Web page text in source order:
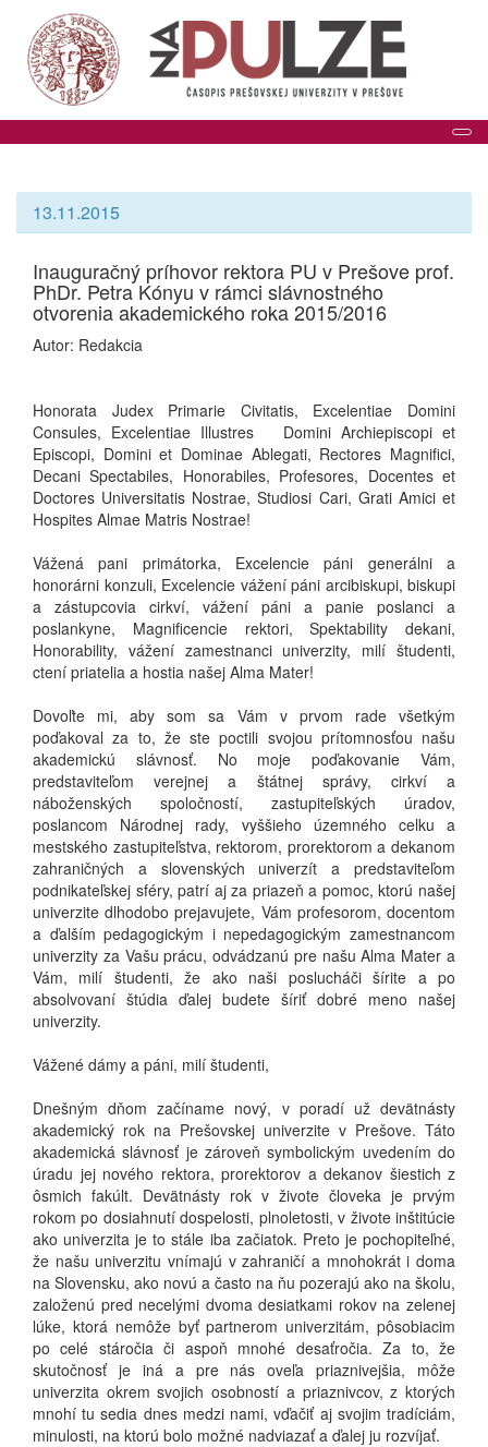
13.11.2015
Inauguračný príhovor rektora PU v Prešove prof.
PhDr. Petra Kónyu v rámci slávnostného
otvorenia akademického roka 2015/2016
Autor: Redakcia
Honorata Judex Primarie Civitatis, Excelentiae Domini
Consules, Excelentiae Illustres Domini Archiepiscopi et
Episcopi, Domini et Dominae Ablegati, Rectores Magnifici,
Decani Spectabiles, Honorabiles, Profesores, Docentes et
Doctores Universitatis Nostrae, Studiosi Cari, Grati Amici et
Hospites Almae Matris Nostrae!
Vážená pani primátorka, Excelencie páni generálni a
honorárni konzuli, Excelencie vážení páni arcibiskupi, biskupi
a zástupcovia cirkví, vážení páni a panie poslanci a
poslankyne, Magnificencie rektori, Spektability dekani,
Honorability, vážení zamestnanci univerzity, milí študenti,
ctení priatelia a hostia našej Alma Mater!
Dovoľte mi, aby som sa Vám v prvom rade všetkým
poďakoval za to, že ste poctili svojou prítomnosťou našu
akademickú slávnosť. No moje poďakovanie Vám,
predstaviteľom verejnej a štátnej správy, cirkví a
náboženských spoločností, zastupiteľských úradov,
poslancom Národnej rady, vyššieho územného celku a
mestského zastupiteľstva, rektorom, prorektorom a dekanom
zahraničných a slovenských univerzít a predstaviteľom
podnikateľskej sféry, patrí aj za priazeň a pomoc, ktorú našej
univerzite dlhodobo prejavujete, Vám profesorom, docentom
a ďalším pedagogickým i nepedagogickým zamestnancom
univerzity za Vašu prácu, odvádzanú pre našu Alma Mater a
Vám, milí študenti, že ako naši poslucháči šírite a po
absolvovaní štúdia ďalej budete šíriť dobré meno našej
univerzity.
Vážené dámy a páni, milí študenti,
Dnešným dňom začíname nový, v poradí už devätnásty
akademický rok na Prešovskej univerzite v Prešove. Táto
akademická slávnosť je zároveň symbolickým uvedením do
úradu jej nového rektora, prorektorov a dekanov šiestich z
ôsmich fakúlt. Devätnásty rok v živote človeka je prvým
rokom po dosiahnutí dospelosti, plnoletosti, v živote inštitúcie
ako univerzita je to stále iba začiatok. Preto je pochopiteľné,
že našu univerzitu vnímajú v zahraničí a mnohokrát i doma
na Slovensku, ako novú a často na ňu pozerajú ako na školu,
založenú pred necelými dvoma desiatkami rokov na zelenej
lúke, ktorá nemôže byť partnerom univerzitám, pôsobiacim
po celé stáročia či aspoň mnohé desaťročia. Za to, že
skutočnosť je iná a pre nás oveľa priaznivejšia, môže
univerzita okrem svojich osobností a priaznivcov, z ktorých
mnohí tu sedia dnes medzi nami, vďačiť aj svojim tradíciám,
minulosti, na ktorú bolo možné nadviazať a ďalej ju rozvíjať.